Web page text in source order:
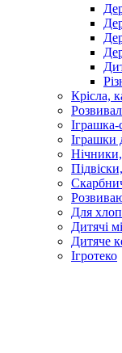
Крісла,
Іграшки
Для
Дитячі
Дитяче
Ігротеко